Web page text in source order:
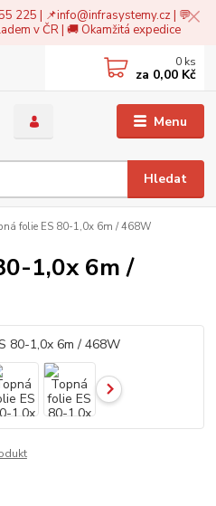
225 | 📌info@infrasystemy.cz| 💬
v ČR | 🚚 Okamžitá expedice
Menu
Hledat
0 ks
za 0,00 Kč
folie ES 80-1,0x 6m / 468W
1,0x 6m /